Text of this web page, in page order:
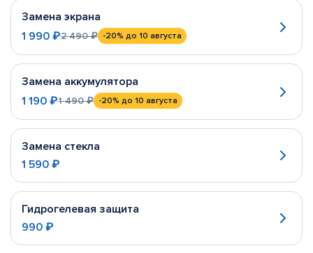
Замена экрана
1 990 ₽2 490 ₽ -20% до 10 августа
Замена аккумулятора
1 190 ₽1 490 ₽ -20% до 10 августа
Замена стекла
1 590 ₽
Гидрогелевая защита
990 ₽